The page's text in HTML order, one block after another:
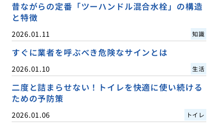
昔ながらの定番「ツーハンドル混合水栓」の構造
と特徴
2026.01.11 知識
すぐに業者を呼ぶべき危険なサインとは
2026.01.10 生活
二度と詰まらせない！トイレを快適に使い続ける
ための予防策
2026.01.06 トイレ